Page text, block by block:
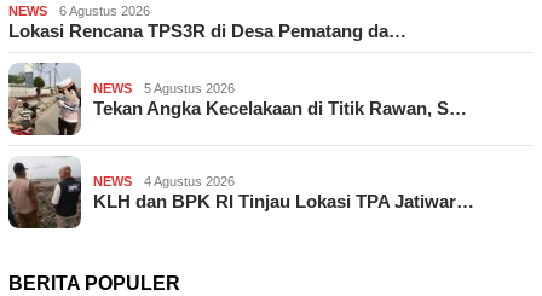
NEWS 6 Agustus 2026
Lokasi Rencana TPS3R di Desa Pematang da…
NEWS 5 Agustus 2026
Tekan Angka Kecelakaan di Titik Rawan, S…
NEWS 4 Agustus 2026
KLH dan BPK RI Tinjau Lokasi TPA Jatiwar…
BERITA POPULER